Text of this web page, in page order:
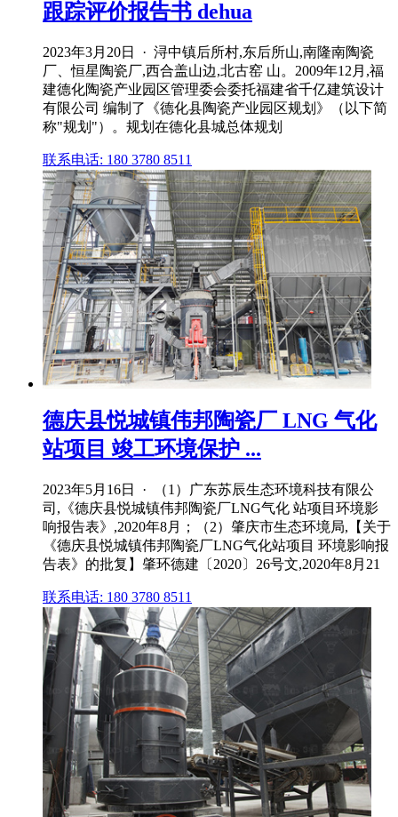
跟踪评价报告书 dehua
2023年3月20日 · 浔中镇后所村,东后所山,南隆南陶瓷
厂、恒星陶瓷厂,西合盖山边,北古窑 山。2009年12月,福
建德化陶瓷产业园区管理委会委托福建省千亿建筑设计
有限公司 编制了《德化县陶瓷产业园区规划》（以下简
称"规划"）。规划在德化县城总体规划
联系电话: 180 3780 8511
德庆县悦城镇伟邦陶瓷厂 LNG 气化
站项目 竣工环境保护 ...
2023年5月16日 · （1）广东苏辰生态环境科技有限公
司,《德庆县悦城镇伟邦陶瓷厂LNG气化 站项目环境影
响报告表》,2020年8月；（2）肇庆市生态环境局,【关于
《德庆县悦城镇伟邦陶瓷厂LNG气化站项目 环境影响报
告表》的批复】肇环德建〔2020〕26号文,2020年8月21
联系电话: 180 3780 8511